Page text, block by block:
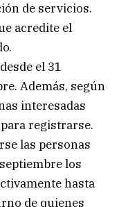
de servicios.
acredite el
el 31
Además, según
interesadas
registrarse.
las personas
los
hasta
de quienes